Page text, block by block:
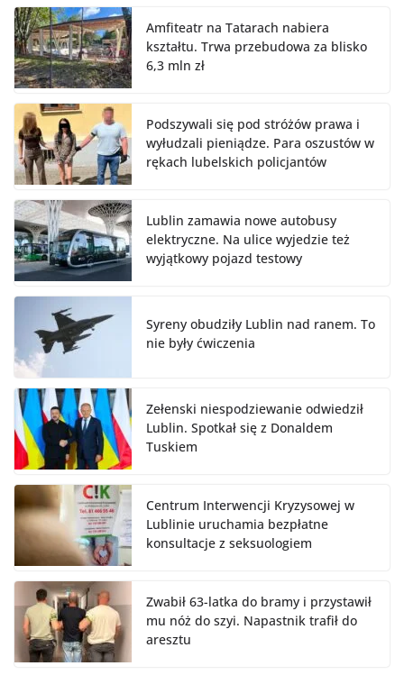
Amfiteatr na Tatarach nabiera
kształtu. Trwa przebudowa za blisko
6,3 mln zł
Podszywali się pod stróżów prawa i
wyłudzali pieniądze. Para oszustów w
rękach lubelskich policjantów
Lublin zamawia nowe autobusy
elektryczne. Na ulice wyjedzie też
wyjątkowy pojazd testowy
Syreny obudziły Lublin nad ranem. To
nie były ćwiczenia
Zełenski niespodziewanie odwiedził
Lublin. Spotkał się z Donaldem
Tuskiem
Centrum Interwencji Kryzysowej w
Lublinie uruchamia bezpłatne
konsultacje z seksuologiem
Zwabił 63-latka do bramy i przystawił
mu nóż do szyi. Napastnik trafił do
aresztu